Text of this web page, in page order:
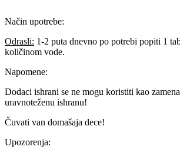
Način upotrebe:
Odrasli: 1-2 puta dnevno po potrebi popiti 1
količinom vode.
Napomene:
Dodaci ishrani se ne mogu koristiti kao
uravnoteženu ishranu!
Čuvati van domašaja dece!
Upozorenja: